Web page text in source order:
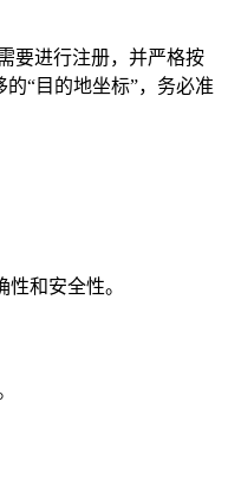
要进行注册，并严格按
“目的地坐标”，务必准
和安全性。